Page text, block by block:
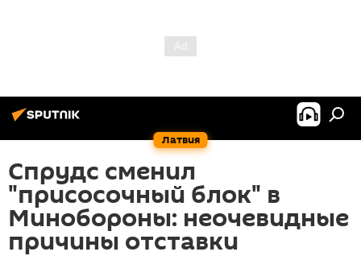
Латвия
Спрудс сменил
"присосочный блок" в
Минобороны: неочевидные
причины отставки